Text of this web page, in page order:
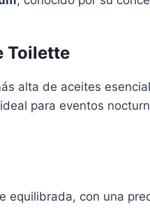
Toilette
alta de aceites
para eventos
equilibrada, con una